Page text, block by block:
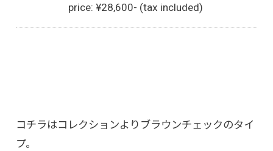
price: ¥28,600- (tax included)
コチラはコレクションよりブラウンチェックのタイ
プ。